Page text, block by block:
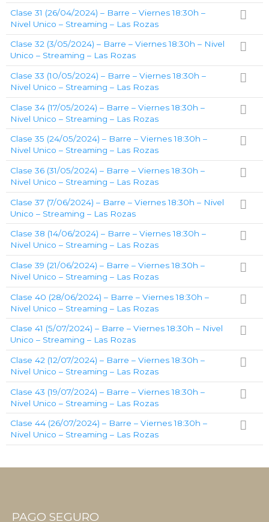
Clase 31 (26/04/2024) – Barre – Viernes 18:30h –
Nivel Unico – Streaming – Las Rozas
Clase 32 (3/05/2024) – Barre – Viernes 18:30h – Nivel
Unico – Streaming – Las Rozas
Clase 33 (10/05/2024) – Barre – Viernes 18:30h –
Nivel Unico – Streaming – Las Rozas
Clase 34 (17/05/2024) – Barre – Viernes 18:30h –
Nivel Unico – Streaming – Las Rozas
Clase 35 (24/05/2024) – Barre – Viernes 18:30h –
Nivel Unico – Streaming – Las Rozas
Clase 36 (31/05/2024) – Barre – Viernes 18:30h –
Nivel Unico – Streaming – Las Rozas
Clase 37 (7/06/2024) – Barre – Viernes 18:30h – Nivel
Unico – Streaming – Las Rozas
Clase 38 (14/06/2024) – Barre – Viernes 18:30h –
Nivel Unico – Streaming – Las Rozas
Clase 39 (21/06/2024) – Barre – Viernes 18:30h –
Nivel Unico – Streaming – Las Rozas
Clase 40 (28/06/2024) – Barre – Viernes 18:30h –
Nivel Unico – Streaming – Las Rozas
Clase 41 (5/07/2024) – Barre – Viernes 18:30h – Nivel
Unico – Streaming – Las Rozas
Clase 42 (12/07/2024) – Barre – Viernes 18:30h –
Nivel Unico – Streaming – Las Rozas
Clase 43 (19/07/2024) – Barre – Viernes 18:30h –
Nivel Unico – Streaming – Las Rozas
Clase 44 (26/07/2024) – Barre – Viernes 18:30h –
Nivel Unico – Streaming – Las Rozas
PAGO SEGURO